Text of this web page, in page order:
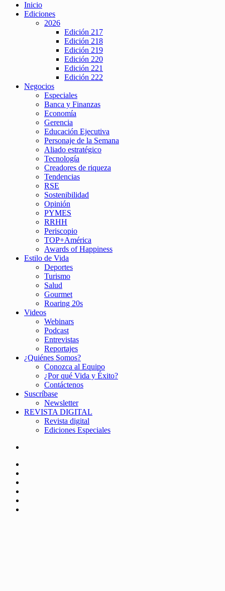
Inicio
Ediciones
2026
Edición 217
Edición 218
Edición 219
Edición 220
Edición 221
Edición 222
Negocios
Especiales
Banca y Finanzas
Economía
Gerencia
Educación Ejecutiva
Personaje de la Semana
Aliado estratégico
Tecnología
Creadores de riqueza
Tendencias
RSE
Sostenibilidad
Opinión
PYMES
RRHH
Periscopio
TOP+América
Awards of Happiness
Estilo de Vida
Deportes
Turismo
Salud
Gourmet
Roaring 20s
Videos
Webinars
Podcast
Entrevistas
Reportajes
¿Quiénes Somos?
Conozca al Equipo
¿Por qué Vida y Éxito?
Contáctenos
Suscríbase
Newsletter
REVISTA DIGITAL
Revista digital
Ediciones Especiales